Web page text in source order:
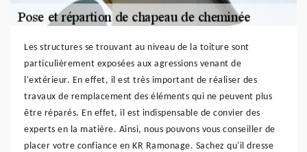
Les structures se trouvant au niveau de la toiture sont
particulièrement exposées aux agressions venant de
l'extérieur. En effet, il est très important de réaliser des
travaux de remplacement des éléments qui ne peuvent plus
être réparés. En effet, il est indispensable de convier des
experts en la matière. Ainsi, nous pouvons vous conseiller de
placer votre confiance en KR Ramonage. Sachez qu'il dresse